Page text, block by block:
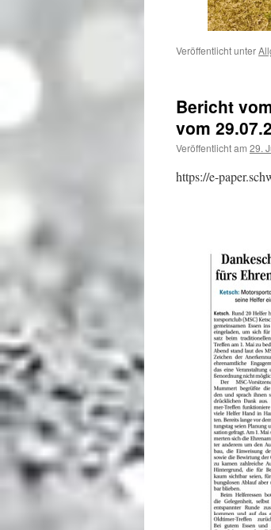
Veröffentlicht unter
Bericht
vom
Veröffentlicht am 29.
https://e-